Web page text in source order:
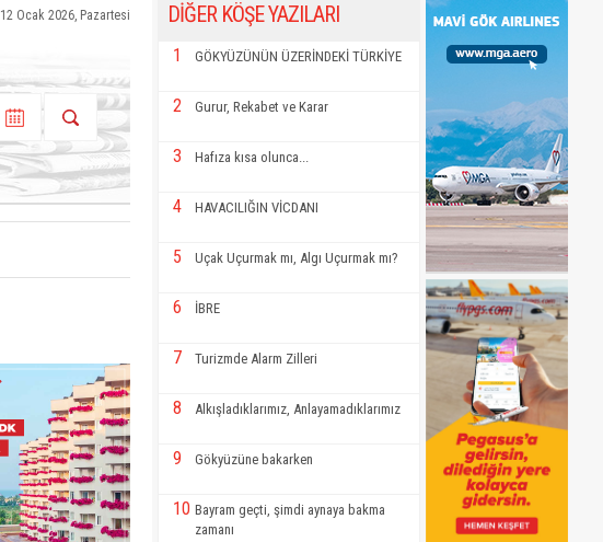
12 Ocak 2026, Pazartesi DİĞER KÖŞE YAZILARI
1 GÖKYÜZÜNÜN ÜZERİNDEKİ TÜRKİYE
2 Gurur, Rekabet ve Karar
3 Hafıza kısa olunca...
4 HAVACILIĞIN VİCDANI
5 Uçak Uçurmak mı, Algı Uçurmak mı?
6 İBRE
7 Turizmde Alarm Zilleri
8 Alkışladıklarımız, Anlayamadıklarımız
9 Gökyüzüne bakarken
10 Bayram geçti, şimdi aynaya bakma
zamanı